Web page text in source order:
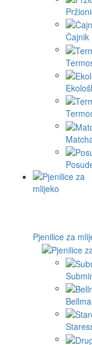
Čajnik
Pjenilice za